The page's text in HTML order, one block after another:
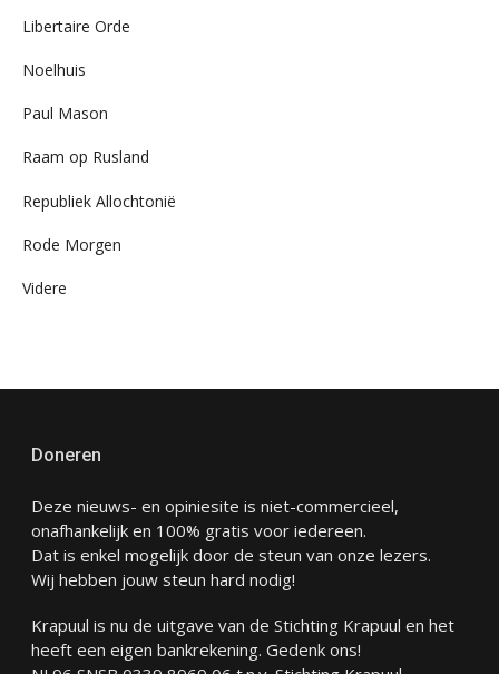
Libertaire Orde
Noelhuis
Paul Mason
Raam op Rusland
Republiek Allochtonië
Rode Morgen
Videre
Doneren
Deze nieuws- en opiniesite is niet-commercieel,
onafhankelijk en 100% gratis voor iedereen.
Dat is enkel mogelijk door de steun van onze lezers.
Wij hebben jouw steun hard nodig!
Krapuul is nu de uitgave van de Stichting Krapuul en het
heeft een eigen bankrekening. Gedenk ons!